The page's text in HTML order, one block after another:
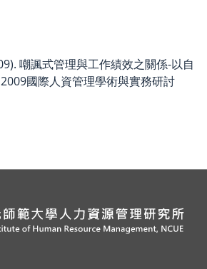
嘲諷式管理與工作績效之關係-以自
國際人資管理學術與實務研討